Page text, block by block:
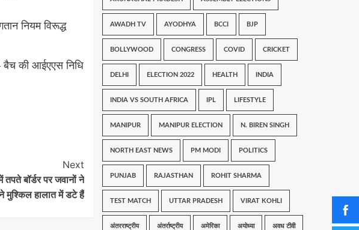
नियम विरूद्ध
की आईएएस निधि
Next
बॉर्डर पर जवानों ने
मुश्किल हालात में डटे हैं
AWADH TV AYODHYA BCCI BJP
BOLLYWOOD CONGRESS COVID CRICKET
DELHI ELECTION 2022 HEALTH INDIA
INDIA VS SOUTH AFRICA IPL LIFESTYLE
MANIPUR MANIPUR ELECTION N. BIREN SINGH
NORTH EAST NEWS PM MODI POLITICS
PUNJAB RAJASTHAN ROHIT SHARMA
TEST MATCH UTTAR PRADESH VIRAT KOHLI
अंतरराष्ट्रीय अंतर्राष्ट्रीय अमेरिका अयोध्या अवध टीवी